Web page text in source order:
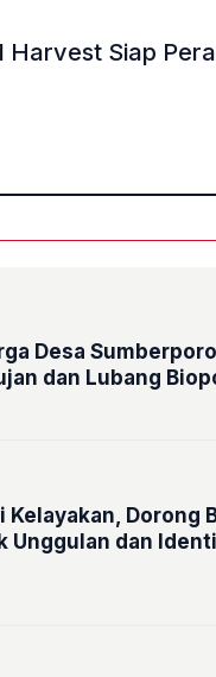
Desa
dan Lubang
Kelayakan, Dorong
Unggulan dan